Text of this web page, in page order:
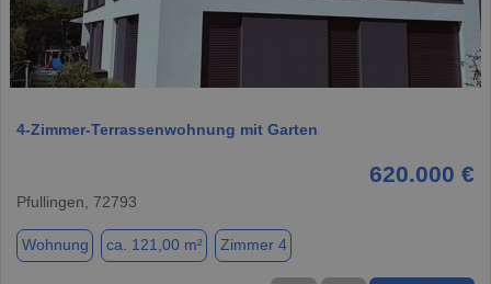
4-Zimmer-Terrassenwohnung mit Garten
620.000 €
Pfullingen, 72793
Wohnung ca. 121,00 m² Zimmer 4